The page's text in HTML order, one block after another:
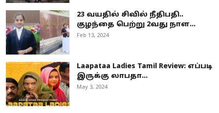
23 வயதில் சிவில் நீதிபதி..
குழந்தை பெற்று 2வது நாள...
Feb 13, 2024
Laapataa Ladies Tamil Review: எப்படி
இருக்கு லாபதா...
May 3, 2024